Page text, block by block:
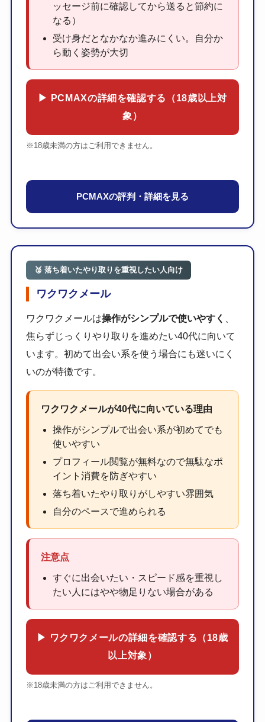
ッセージ前に確認してから送ると節約に
なる）
受け身だとなかなか進みにくい。自分か
ら動く姿勢が大切
▶ PCMAXの詳細を確認する（18歳以上対
象）
※18歳未満の方はご利用できません。
PCMAXの評判・詳細を見る
🥈 落ち着いたやり取りを重視したい人向け
ワクワクメール
ワクワクメールは操作がシンプルで使いやすく
焦らずじっくりやり取りを進めたい40代に向いて
います。初めて出会い系を使う場合にも迷いにく
いのが特徴です。
ワクワクメールが40代に向いている理由
操作がシンプルで出会い系が初めてでも
使いやすい
プロフィール閲覧が無料なので無駄なポ
イント消費を防ぎやすい
落ち着いたやり取りがしやすい雰囲気
自分のペースで進められる
注意点
すぐに出会いたい・スピード感を重視し
たい人にはやや物足りない場合がある
▶ ワクワクメールの詳細を確認する（18歳
以上対象）
※18歳未満の方はご利用できません。